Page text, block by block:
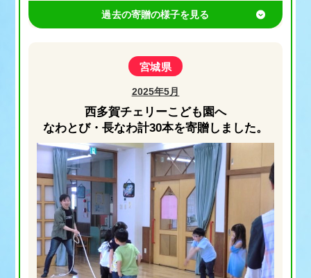
宮城県
2025年5月
西多賀チェリーこども園へ
なわとび・長なわ計30本を寄贈しました。